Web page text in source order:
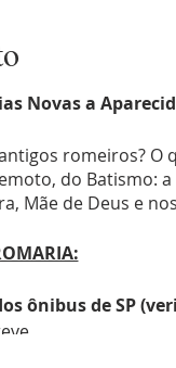
Novas a
romeiros?
do Batismo:
Mãe de Deus e
ônibus de SP